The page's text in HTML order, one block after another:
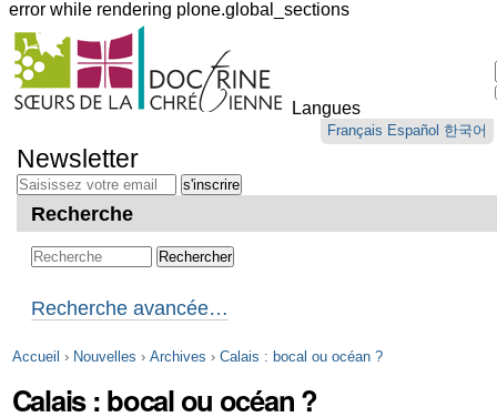
error while rendering plone.global_sections
Outils
personnels
Langues
Français Español 한국어
au
contenu.
Aller
navigation
Newsletter
Recherche
Recherche avancée…
Accueil › Nouvelles › Archives › Calais : bocal ou océan ?
Calais : bocal ou océan ?